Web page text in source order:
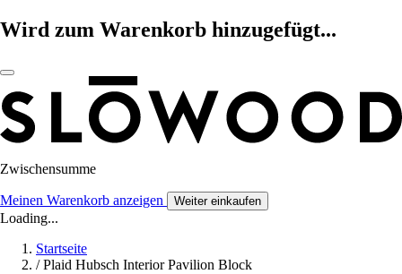
Wird zum Warenkorb hinzugefügt...
Zwischensumme
Meinen Warenkorb anzeigen Weiter einkaufen
Loading...
Startseite
/ Plaid Hubsch Interior Pavilion Block